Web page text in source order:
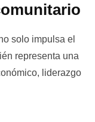
solo impulsa el
representa una
liderazgo